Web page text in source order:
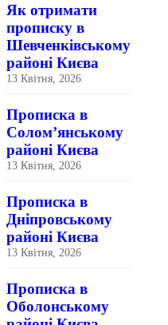
Як отримати
прописку в
Шевченківському
районі Києва
13 Квітня, 2026
Прописка в
Солом’янському
районі Києва
13 Квітня, 2026
Прописка в
Дніпровському
районі Києва
13 Квітня, 2026
Прописка в
Оболонському